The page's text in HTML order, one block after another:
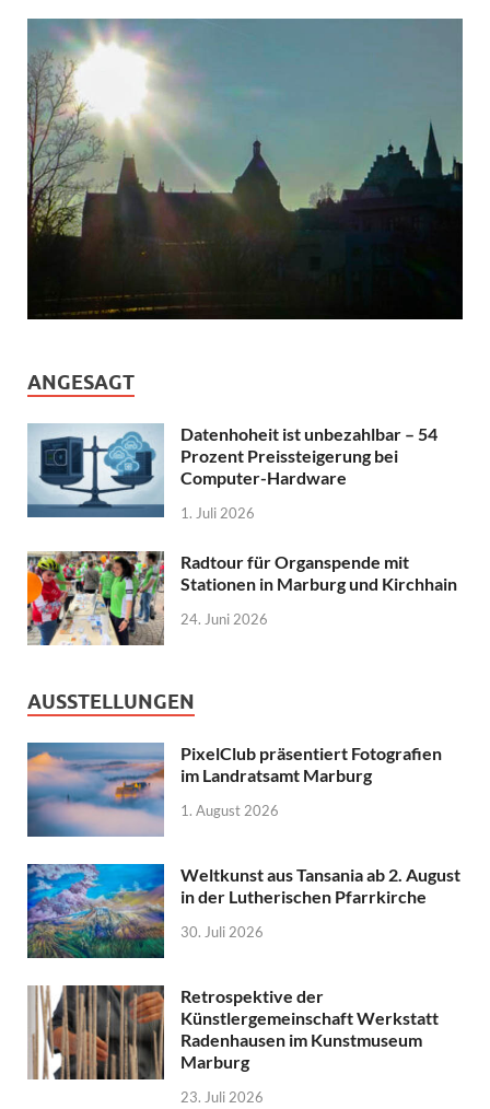
ANGESAGT
Datenhoheit ist unbezahlbar – 54
Prozent Preissteigerung bei
Computer-Hardware
1. Juli 2026
Radtour für Organspende mit
Stationen in Marburg und Kirchhain
24. Juni 2026
AUSSTELLUNGEN
PixelClub präsentiert Fotografien
im Landratsamt Marburg
1. August 2026
Weltkunst aus Tansania ab 2. August
in der Lutherischen Pfarrkirche
30. Juli 2026
Retrospektive der
Künstlergemeinschaft Werkstatt
Radenhausen im Kunstmuseum
Marburg
23. Juli 2026